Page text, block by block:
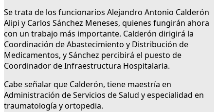
Se trata de los funcionarios Alejandro Antonio Calderón
Alipi y Carlos Sánchez Meneses, quienes fungirán ahora
con un trabajo más importante. Calderón dirigirá la
Coordinación de Abastecimiento y Distribución de
Medicamentos, y Sánchez percibirá el puesto de
Coordinador de Infraestructura Hospitalaria.
Cabe señalar que Calderón, tiene maestría en
Administración de Servicios de Salud y especialidad en
traumatología y ortopedia.